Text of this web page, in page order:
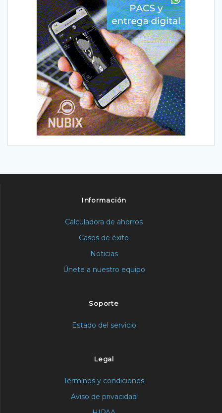
Información
Calculadora de ahorros
Casos de éxito
Noticias
Únete a nuestro equipo
Soporte
Estado del servicio
Legal
Términos y condiciones
Aviso de privacidad